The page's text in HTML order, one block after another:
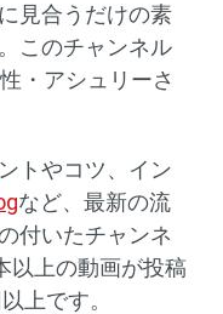
見合うだけの素
このチャンネル
・アシュリーさ
トやコツ、イン
など、最新の流
付いたチャンネ
以上の動画が投稿
上です。